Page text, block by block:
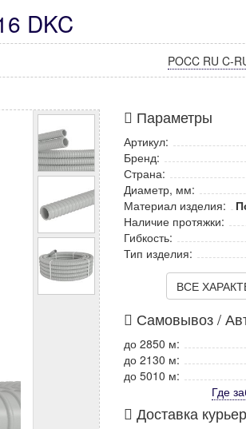
DKC
POCC RU C-
Параметры
Артикул:
Бренд:
Страна:
Диаметр, мм:
Материал изделия:
Наличие протяжки:
Гибкость:
Тип изделия:
ВСЕ
Самовывоз /
до 2850 м:
до 2130 м:
до 5010 м:
Где
Доставка